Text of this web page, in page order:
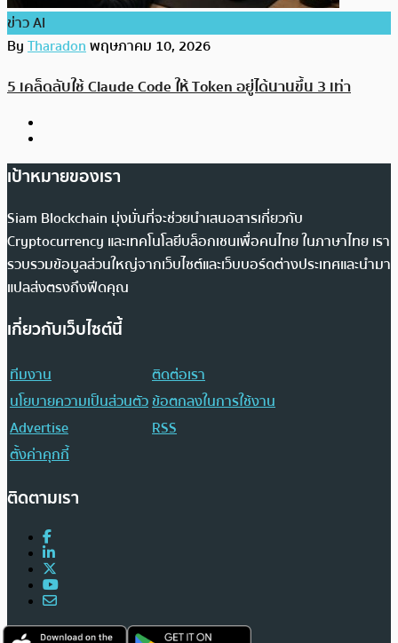
ข่าว AI
ByTharadonพฤษภาคม 10, 2026
5 เคล็ดลับใช้ Claude Code ให้ Token อยู่ได้นานขึ้น 3 เท่า
เป้าหมายของเรา
Siam Blockchain มุ่งมั่นที่จะช่วยนำเสนอสารเกี่ยวกับ
Cryptocurrency และเทคโนโลยีบล็อกเชนเพื่อคนไทย ในภาษาไทย เรา
รวบรวมข้อมูลส่วนใหญ่จากเว็บไซต์และเว็บบอร์ดต่างประเทศและนำมา
แปลส่งตรงถึงฟีดคุณ
เกี่ยวกับเว็บไซต์นี้
ทีมงาน
ติดต่อเรา
นโยบายความเป็นส่วนตัวข้อตกลงในการใช้งาน
Advertise
RSS
ตั้งค่าคุกกี้
ติดตามเรา